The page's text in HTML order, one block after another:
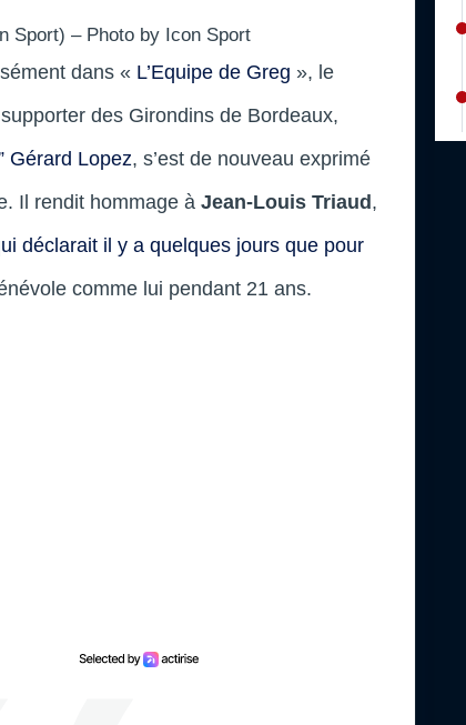
Sport) – Photo by Icon Sport
dans « L’Equipe de Greg », le
des Girondins de Bordeaux,
Gérard Lopez, s’est de nouveau exprimé
Il rendit hommage à Jean-Louis Triaud,
déclarait il y a quelques jours que pour
comme lui pendant 21 ans.